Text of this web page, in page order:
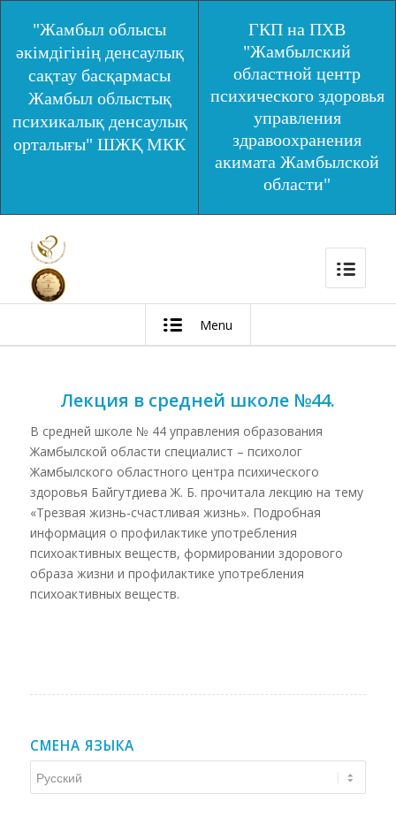
"Жамбыл облысы
әкімдігінің денсаулық
сақтау басқармасы
Жамбыл облыстық
психикалық денсаулық
орталығы" ШЖҚ МКК
ГКП на ПХВ
"Жамбылский
областной центр
психического здоровья
управления
здравоохранения
акимата Жамбылской
области"
Menu
Лекция в средней школе №44.
В средней школе № 44 управления образования
Жамбылской области специалист – психолог
Жамбылского областного центра психического
здоровья Байгутдиева Ж. Б. прочитала лекцию на тему
«Трезвая жизнь-счастливая жизнь». Подробная
информация о профилактике употребления
психоактивных веществ, формировании здорового
образа жизни и профилактике употребления
психоактивных веществ.
СМЕНА ЯЗЫКА
языка